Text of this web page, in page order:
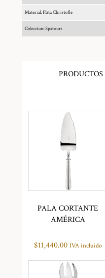
Material: Plata Christofle
Coleccion: Spatours
PALA CORTANTE
AMÉRICA
$11,440.00 IVA incluido